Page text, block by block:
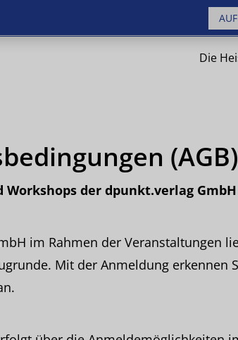
Die
(AGB)
der dpunkt.verlag GmbH
im Rahmen der Veranstaltungen
Mit der Anmeldung erkennen